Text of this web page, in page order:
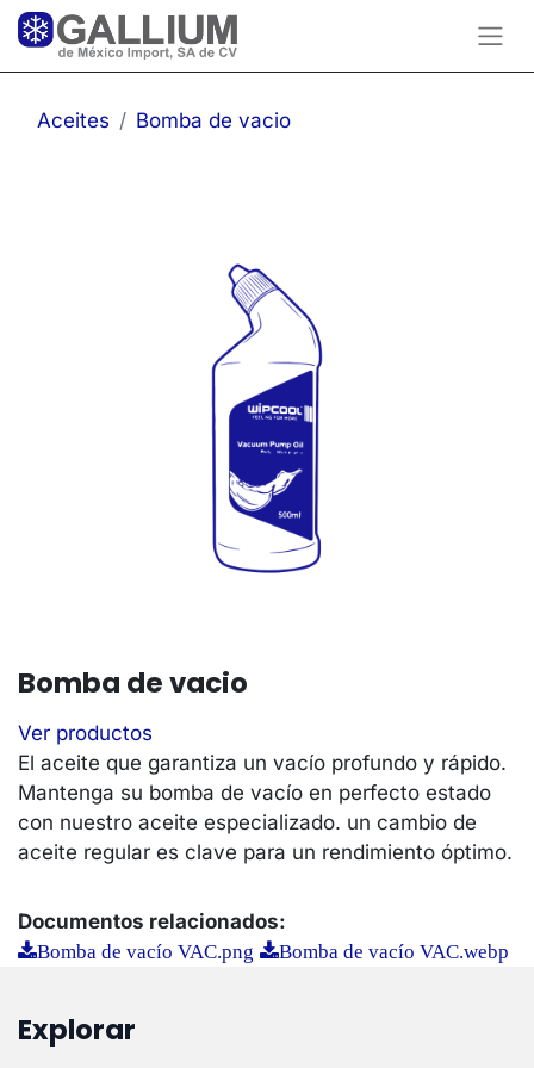
Aceites Bomba de vacio
Bomba de vacio
Ver productos
El aceite que garantiza un vacío profundo y rápido.
Mantenga su bomba de vacío en perfecto estado
con nuestro aceite especializado. un cambio de
aceite regular es clave para un rendimiento óptimo.
Documentos relacionados:
Bomba de vacío VAC.png Bomba de vacío VAC.webp
Explorar